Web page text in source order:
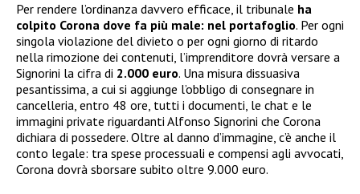
Per rendere l’ordinanza davvero efficace, il tribunale ha
colpito Corona dove fa più male: nel portafoglio. Per ogni
singola violazione del divieto o per ogni giorno di ritardo
nella rimozione dei contenuti, l’imprenditore dovrà versare a
Signorini la cifra di 2.000 euro. Una misura dissuasiva
pesantissima, a cui si aggiunge l’obbligo di consegnare in
cancelleria, entro 48 ore, tutti i documenti, le chat e le
immagini private riguardanti Alfonso Signorini che Corona
dichiara di possedere. Oltre al danno d’immagine, c’è anche il
conto legale: tra spese processuali e compensi agli avvocati,
Corona dovrà sborsare subito oltre 9.000 euro.